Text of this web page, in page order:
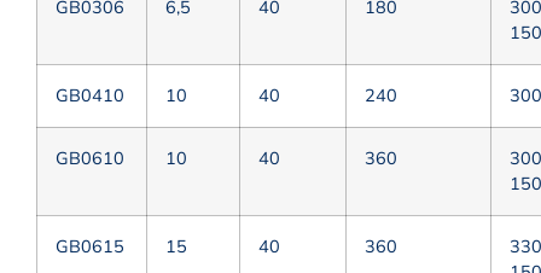
GВ0306 6,5 40 180
150
GВ0410 10 40 240
GВ0610 10 40 360
150
GВ0615 15 40 360